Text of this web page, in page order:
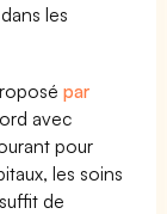
les
par
avec
pour
les soins
de